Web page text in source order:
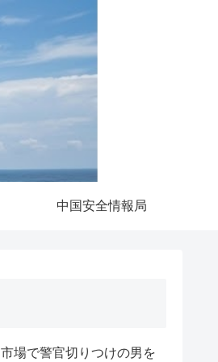
中国安全情報局
市場で警官切りつけの男を